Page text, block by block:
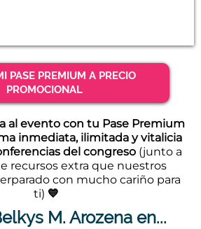
PASE PREMIUM A PRECIO
PROMOCIONAL
al evento con tu Pase Premium
inmediata, ilimitada y vitalicia
del congreso(junto a
recursos extra que nuestros
con mucho cariño para
ti) 💙
M. Arozena en...